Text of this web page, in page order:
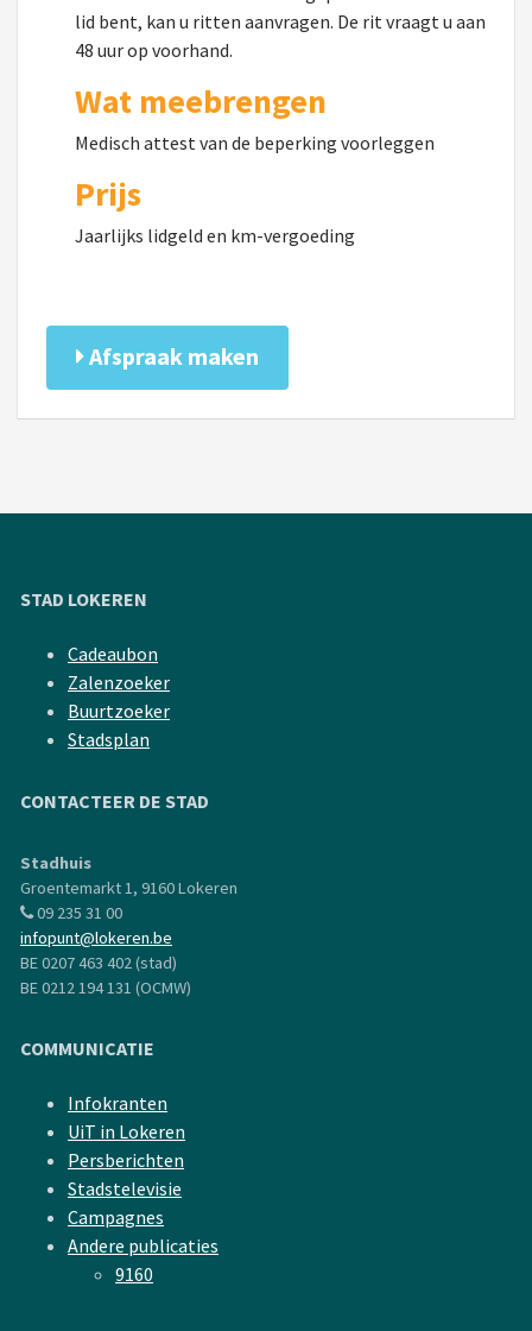
lid bent, kan u ritten aanvragen. De rit vraagt u aan
48 uur op voorhand.
Wat meebrengen
Medisch attest van de beperking voorleggen
Prijs
Jaarlijks lidgeld en km-vergoeding
Afspraak maken
STAD LOKEREN
Cadeaubon
Zalenzoeker
Buurtzoeker
Stadsplan
CONTACTEER DE STAD
Stadhuis
Groentemarkt 1, 9160 Lokeren
09 235 31 00
infopunt@lokeren.be
BE 0207 463 402 (stad)
BE 0212 194 131 (OCMW)
COMMUNICATIE
Infokranten
UiT in Lokeren
Persberichten
Stadstelevisie
Campagnes
Andere publicaties
9160